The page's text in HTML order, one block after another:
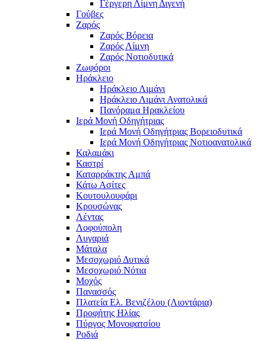
Γέργερη Λίμνη Διγενή
Γούβες
Ζαρός
Ζαρός Βόρεια
Ζαρός Λίμνη
Ζαρός Νοτιοδυτικά
Ζωφόροι
Ηράκλειο
Ηράκλειο Λιμάνι
Ηράκλειο Λιμάνι Ανατολικά
Πανόραμα Ηρακλείου
Ιερά Μονή Οδηγήτριας
Ιερά Μονή Οδηγήτριας Βορειοδυτικά
Ιερά Μονή Οδηγήτριας Νοτιοανατολικά
Καλαμάκι
Καστρί
Καταρράκτης Αμπά
Κάτω Ασίτες
Κουτουλουφάρι
Κρουσώνας
Λέντας
Λοφούπολη
Λυγαριά
Μάταλα
Μεσοχωριό Δυτικά
Μεσοχωριό Νότια
Μοχός
Πανασσός
Πλατεία Ελ. Βενιζέλου (Λιοντάρια)
Προφήτης Ηλίας
Πύργος Μονοφατσίου
Ροδιά